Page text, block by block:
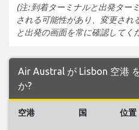
(注: 到着ターミナルと出発ター
される可能性があり、変更され
と出発の画面を常に確認してく
Air Austral が Lisbon 空港
か?
空港 国 位置